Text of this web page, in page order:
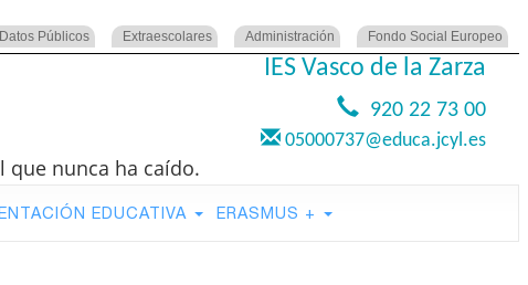
Datos Públicos Extraescolares Administración Fondo Social Europeo
IES Vasco de la Zarza
920 22 73 00
05000737@educa.jcyl.es
que nunca ha caído.
EDUCATIVA ERASMUS +